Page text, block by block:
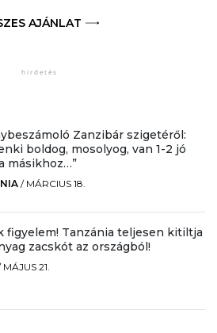
AJÁNLAT
Zanzibár szigetéről:
boldog, mosolyog, van 1-2 jó
másikhoz…”
/ MÁRCIUS 18.
figyelem! Tanzánia teljesen kitiltja
zacskót az országból!
MÁJUS 21.